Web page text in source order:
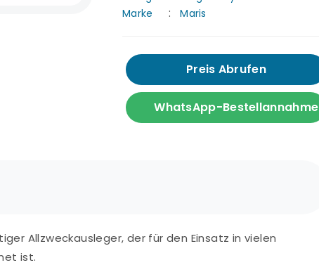
Marke
Maris
Preis Abrufen
WhatsApp-Bestellannahme
Allzweckausleger, der für den Einsatz in vielen
ist.